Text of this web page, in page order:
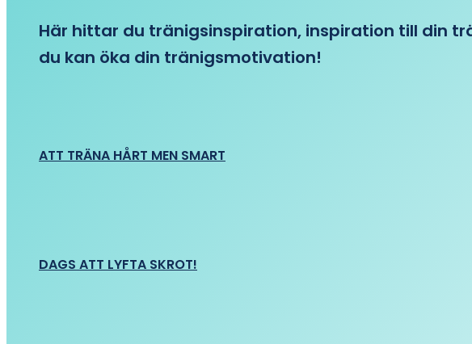
Här hittar du tränigsinspiration, inspiration till din
du kan öka din tränigsmotivation!
ATT TRÄNA HÅRT MEN SMART
DAGS ATT LYFTA SKROT!